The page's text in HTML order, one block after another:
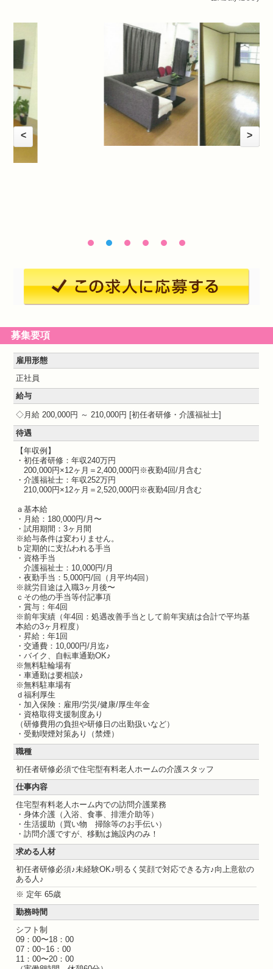
< >
募集要項
雇用形態
正社員
給与
月給 200,000円 ～ 210,000円
初任者研修・介護福祉士
待遇
【年収例】
・初任者研修：年収240万円
200,000円×12ヶ月＝2,400,000円※夜勤4回/月含む
・介護福祉士：年収252万円
210,000円×12ヶ月＝2,520,000円※夜勤4回/月含む
ａ基本給
・月給：180,000円/月〜
・試用期間：3ヶ月間
※給与条件は変わりません。
ｂ定期的に支払われる手当
・資格手当
介護福祉士：10,000円/月
・夜勤手当：5,000円/回（月平均4回）
※就労目途は入職3ヶ月後〜
ｃその他の手当等付記事項
・賞与：年4回
※前年実績（年4回：処遇改善手当として前年実績は合計で平均基
本給の3ヶ月程度）
・昇給：年1回
・交通費：10,000円/月迄♪
・バイク、自転車通勤OK♪
※無料駐輪場有
・車通勤は要相談♪
※無料駐車場有
ｄ福利厚生
・加入保険：雇用/労災/健康/厚生年金
・資格取得支援制度あり
（研修費用の負担や研修日の出勤扱いなど）
・受動喫煙対策あり（禁煙）
職種
初任者研修必須で住宅型有料老人ホームの介護スタッフ
仕事内容
住宅型有料老人ホーム内での訪問介護業務
・身体介護（入浴、食事、排泄介助等）
・生活援助（買い物 掃除等のお手伝い）
・訪問介護ですが、移動は施設内のみ！
求める人材
初任者研修必須♪未経験OK♪明るく笑顔で対応できる方♪向上意欲の
ある人♪
※ 定年 65歳
勤務時間
シフト制
09：00〜18：00
07：00~16：00
11：00〜20：00